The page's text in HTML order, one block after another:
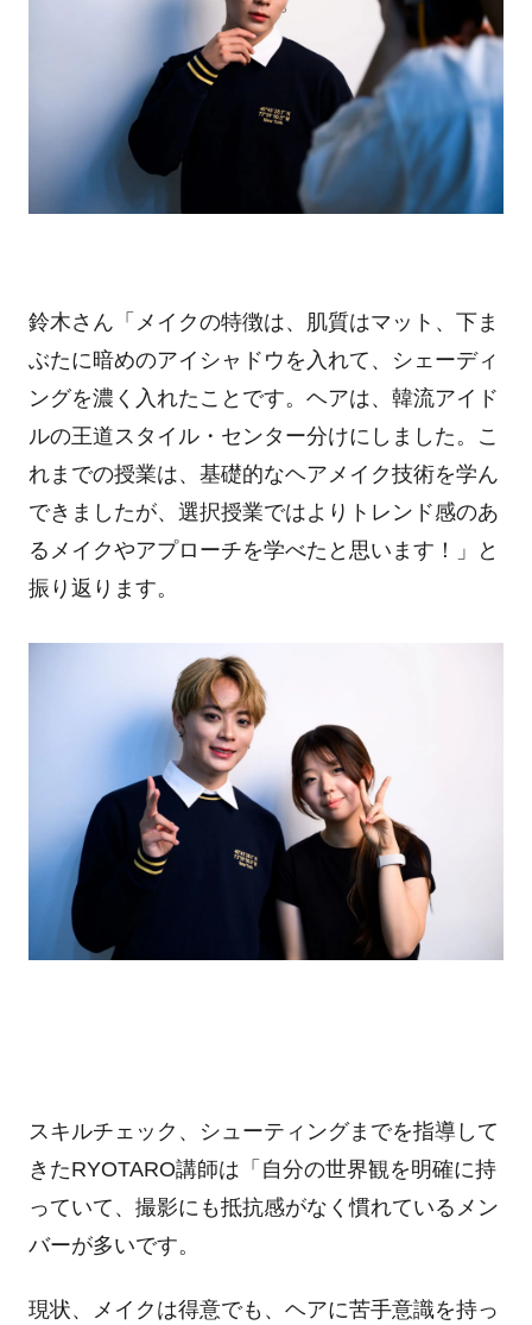
鈴木さん「メイクの特徴は、肌質はマット、下ま
ぶたに暗めのアイシャドウを入れて、シェーディ
ングを濃く入れたことです。ヘアは、韓流アイド
ルの王道スタイル・センター分けにしました。こ
れまでの授業は、基礎的なヘアメイク技術を学ん
できましたが、選択授業ではよりトレンド感のあ
るメイクやアプローチを学べたと思います！」と
振り返ります。
スキルチェック、シューティングまでを指導して
きたRYOTARO講師は「自分の世界観を明確に持
っていて、撮影にも抵抗感がなく慣れているメン
バーが多いです。
現状、メイクは得意でも、ヘアに苦手意識を持っ